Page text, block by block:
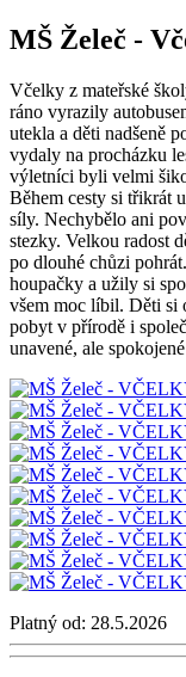
MŠ Želeč -
Včelky z mateřské
ráno vyrazily
utekla a děti nadšeně
vydaly na procházku
výletníci byli velmi
Během cesty si třikrát
síly. Nechybělo ani
stezky. Velkou radost
po dlouhé chůzi
houpačky a užily si
všem moc líbil. Děti si
pobyt v přírodě i
unavené, ale
Platný od: 28.5.2026